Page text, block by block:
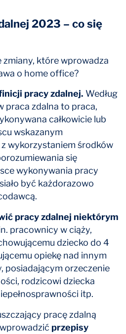
2023 – co się
zmiany, które wprowadza
o home office?
pracy zdalnej. Według
praca zdalna to praca,
całkowicie lub
wskazanym
wykorzystaniem środków
się
wykonywania pracy
być każdorazowo
pracy zdalnej niektórym
pracownicy w ciąży,
dziecko do 4
opiekę nad innym
posiadającym orzeczenie
rodzicowi dziecka
itp.
pracę zdalną
przepisy